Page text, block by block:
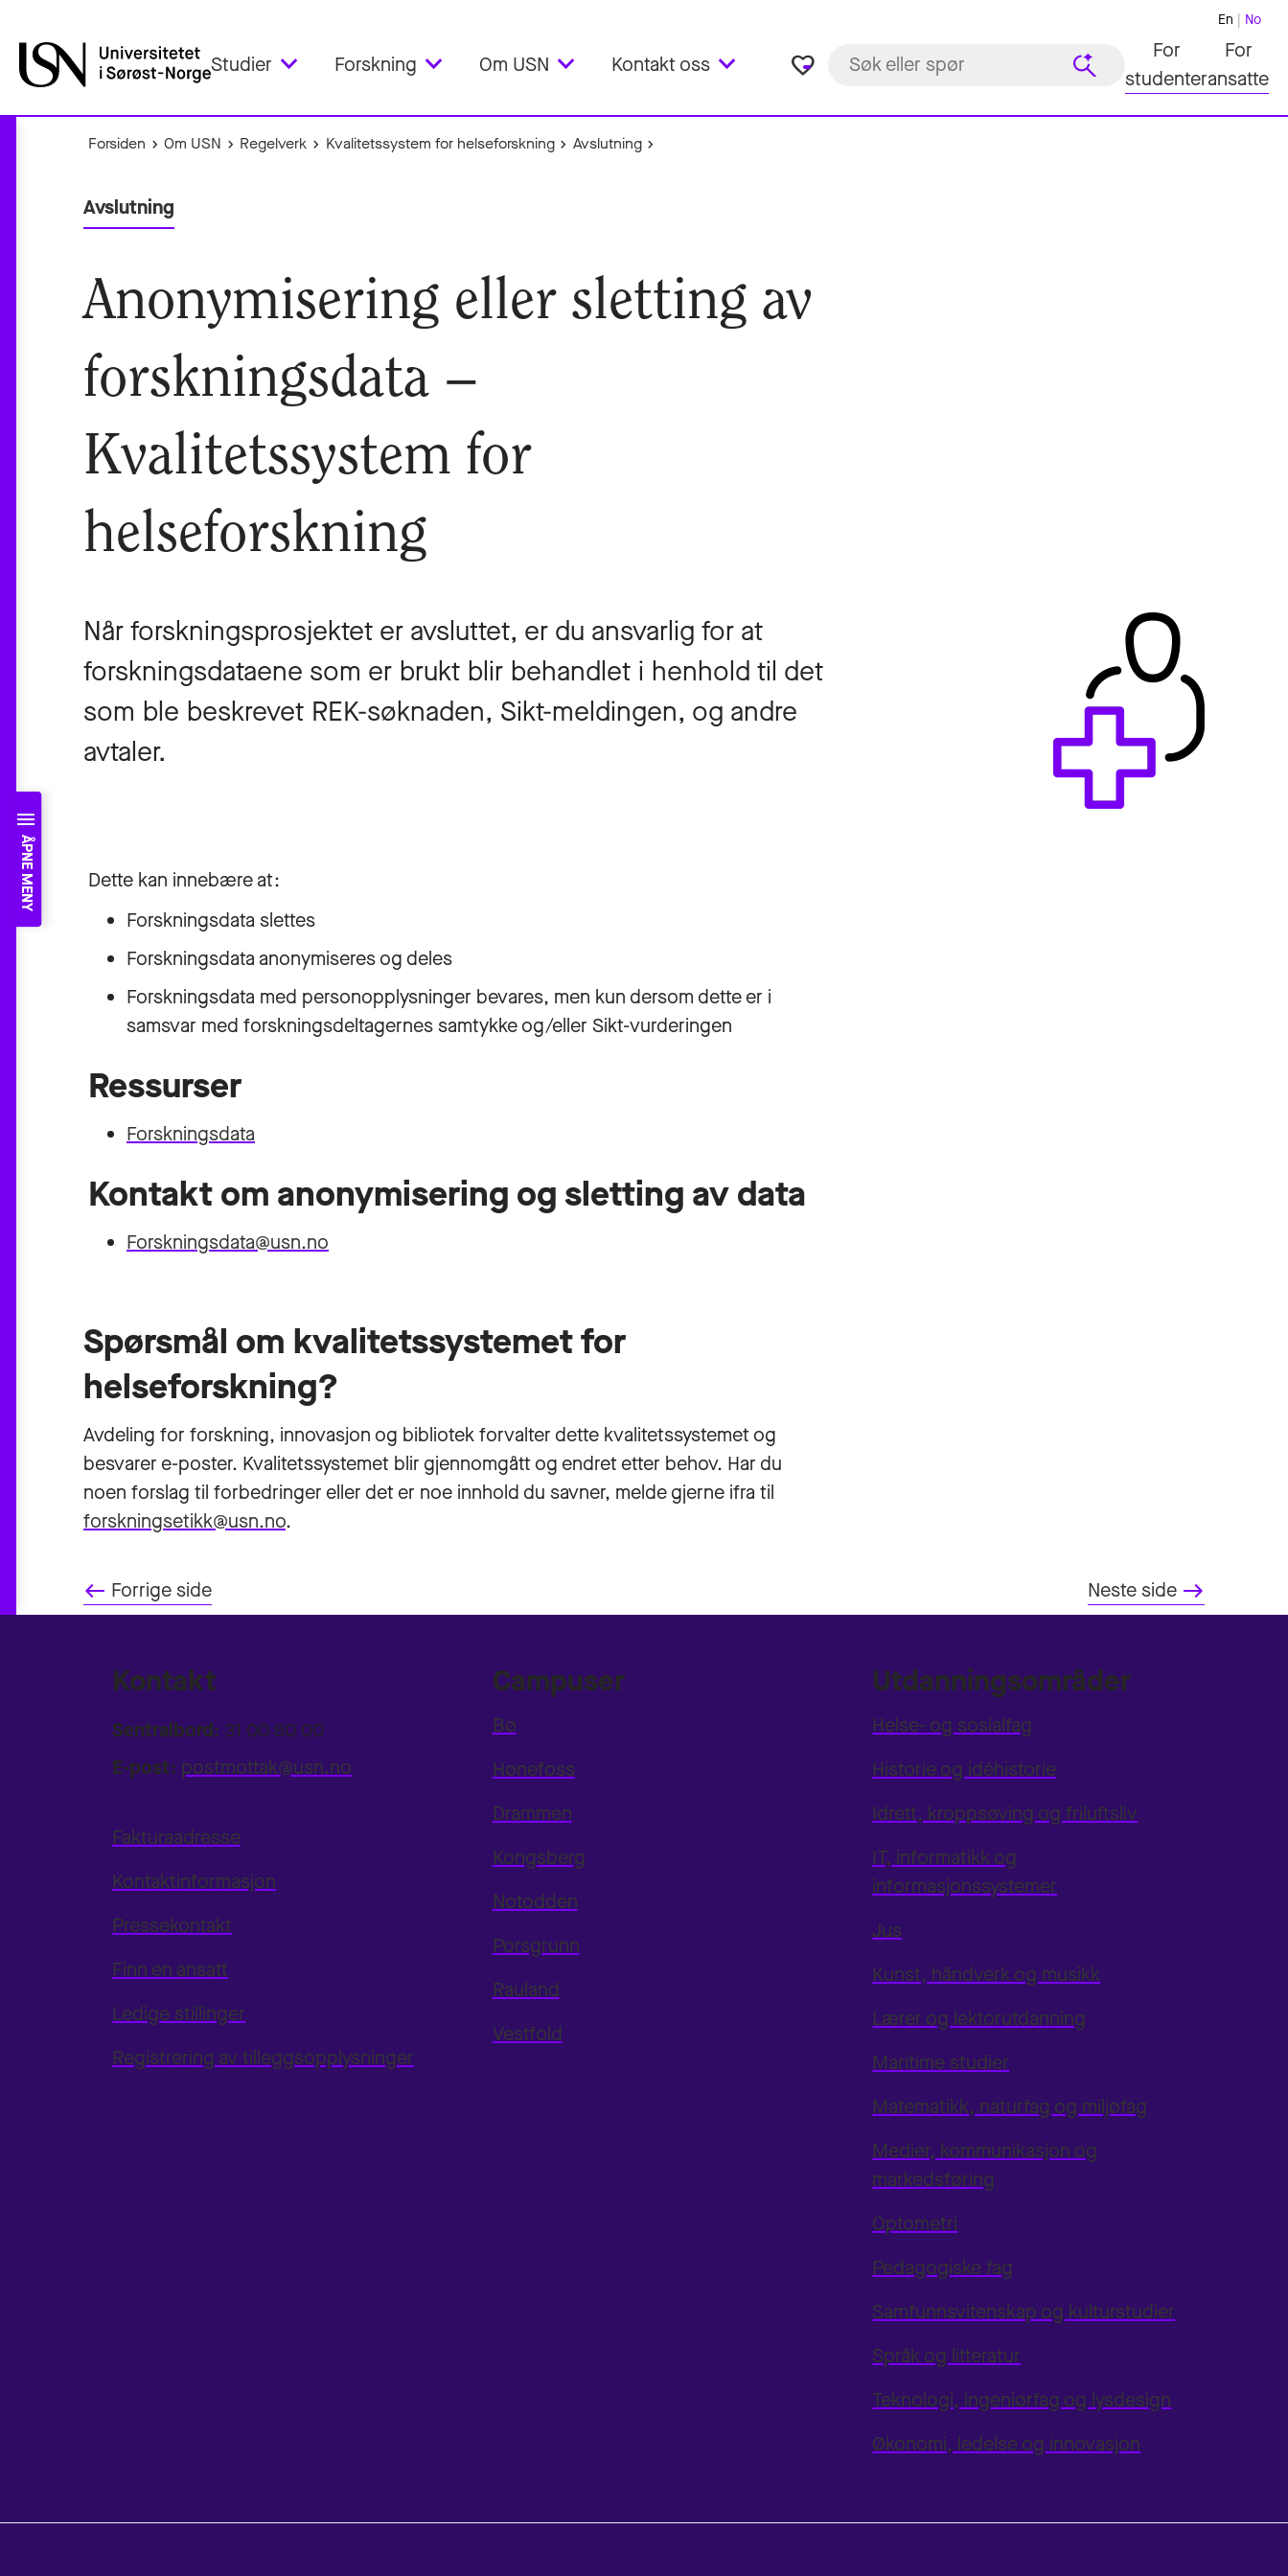
Studier Forskning Om USN Kontakt oss favorite_border
En No
For
studenter
For
ansatte
MENU
ÅPNE MENY
Forsiden Om USN Regelverk Kvalitetssystem for helseforskning Avslutning
Avslutning
Anonymisering eller sletting av
forskningsdata –
Kvalitetssystem for
helseforskning
Når forskningsprosjektet er avsluttet, er du ansvarlig for at
forskningsdataene som er brukt blir behandlet i henhold til det
som ble beskrevet REK-søknaden, Sikt-meldingen, og andre
avtaler.
Dette kan innebære at:
Forskningsdata slettes
Forskningsdata anonymiseres og deles
Forskningsdata med personopplysninger bevares, men kun dersom dette er i
samsvar med forskningsdeltagernes samtykke og/eller Sikt-vurderingen
Ressurser
Forskningsdata
Kontakt om anonymisering og sletting av data
Forskningsdata@usn.no
Spørsmål om kvalitetssystemet for
helseforskning?
Avdeling for forskning, innovasjon og bibliotek forvalter dette kvalitetssystemet og
besvarer e-poster. Kvalitetssystemet blir gjennomgått og endret etter behov. Har du
noen forslag til forbedringer eller det er noe innhold du savner, melde gjerne ifra til
forskningsetikk@usn.no.
west Forrige side Neste side east
Kontakt
Sentralbord: 31 00 80 00
E-post: postmottak@usn.no
Fakturaadresse
Kontaktinformasjon
Pressekontakt
Finn en ansatt
Ledige stillinger
Registrering av tilleggsopplysninger
Campuser
Bø
Hønefoss
Drammen
Kongsberg
Notodden
Porsgrunn
Rauland
Vestfold
Utdanningsområder
Helse- og sosialfag
Historie og idéhistorie
Idrett, kroppsøving og friluftsliv
IT, informatikk og
informasjonssystemer
Jus
Kunst, håndverk og musikk
Lærer og lektorutdanning
Maritime studier
Matematikk, naturfag og miljøfag
Medier, kommunikasjon og
markedsføring
Optometri
Pedagogiske fag
Samfunnsvitenskap og kulturstudier
Språk og litteratur
Teknologi, ingeniørfag og lysdesign
Økonomi, ledelse og innovasjon